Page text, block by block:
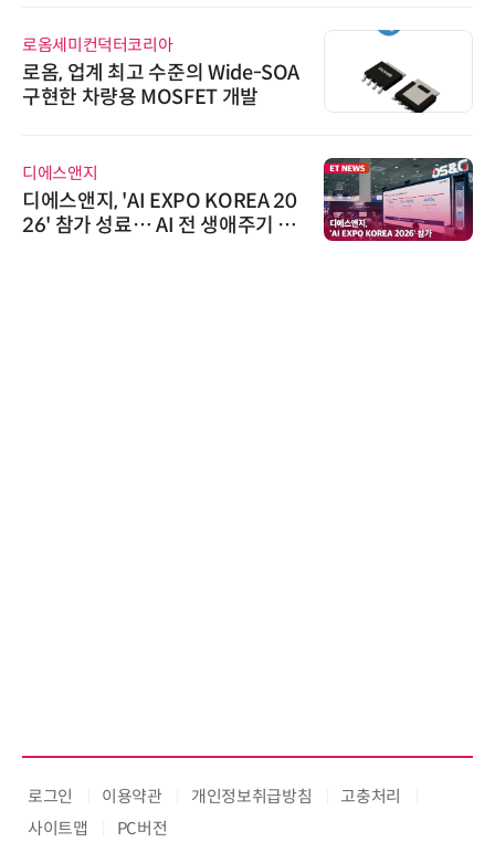
로옴세미컨덕터코리아
로옴, 업계 최고 수준의 Wide-SOA
구현한 차량용 MOSFET 개발
디에스앤지
디에스앤지, 'AI EXPO KOREA 20
26' 참가 성료… AI 전 생애주기 아
로그인 이용약관 개인정보취급방침
고충처리
사이트맵
PC버전